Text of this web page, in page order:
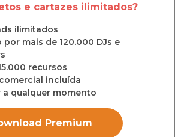
e cartazes ilimitados?
ilimitados
por mais de 120.000 DJs e
recursos
incluída
a qualquer momento
Premium